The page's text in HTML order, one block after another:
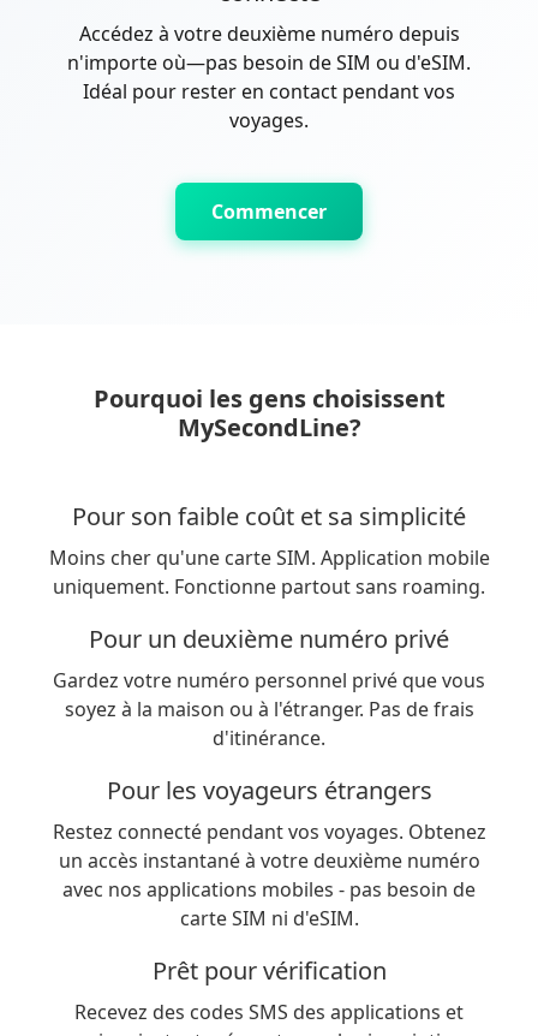
Accédez à votre deuxième numéro depuis
n'importe où—pas besoin de SIM ou d'eSIM.
Idéal pour rester en contact pendant vos
voyages.
Commencer
Pourquoi les gens choisissent
MySecondLine?
Pour son faible coût et sa simplicité
Moins cher qu'une carte SIM. Application mobile
uniquement. Fonctionne partout sans roaming.
Pour un deuxième numéro privé
Gardez votre numéro personnel privé que vous
soyez à la maison ou à l'étranger. Pas de frais
d'itinérance.
Pour les voyageurs étrangers
Restez connecté pendant vos voyages. Obtenez
un accès instantané à votre deuxième numéro
avec nos applications mobiles - pas besoin de
carte SIM ni d'eSIM.
Prêt pour vérification
Recevez des codes SMS des applications et